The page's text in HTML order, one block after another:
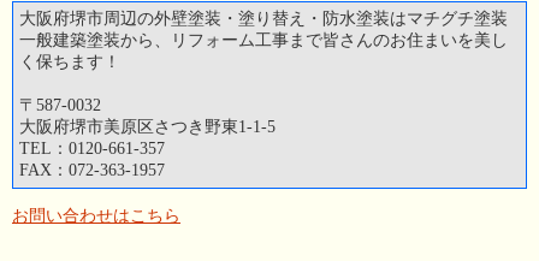
大阪府堺市周辺の外壁塗装・塗り替え・防水塗装はマチグチ塗装
一般建築塗装から、リフォーム工事まで皆さんのお住まいを美し
く保ちます！
〒587-0032
大阪府堺市美原区さつき野東1-1-5
TEL：0120-661-357
FAX：072-363-1957
お問い合わせはこちら